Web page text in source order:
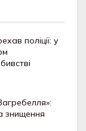
поліції: у
знищення